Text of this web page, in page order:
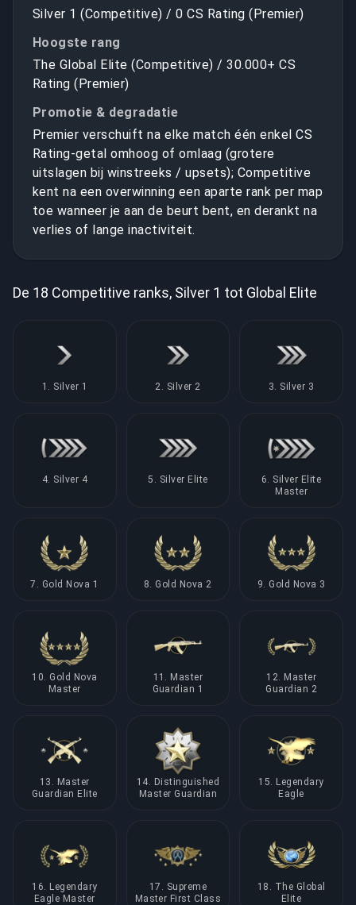
Silver 1 (Competitive) / 0 CS Rating (Premier)
Hoogste rang
The Global Elite (Competitive) / 30.000+ CS
Rating (Premier)
Promotie & degradatie
Premier verschuift na elke match één enkel CS
Rating-getal omhoog of omlaag (grotere
uitslagen bij winstreeks / upsets); Competitive
kent na een overwinning een aparte rank per map
toe wanneer je aan de beurt bent, en derankt na
verlies of lange inactiviteit.
De 18 Competitive ranks, Silver 1 tot Global Elite
1. Silver 1 2. Silver 2 3. Silver 3
4. Silver 4 5. Silver Elite
6. Silver Elite
Master
7. Gold Nova 1 8. Gold Nova 2 9. Gold Nova 3
10. Gold Nova
Master
11. Master
Guardian 1
12. Master
Guardian 2
13. Master
Guardian Elite
14. Distinguished
Master Guardian
15. Legendary
Eagle
16. Legendary
Eagle Master
17. Supreme
Master First Class
18. The Global
Elite